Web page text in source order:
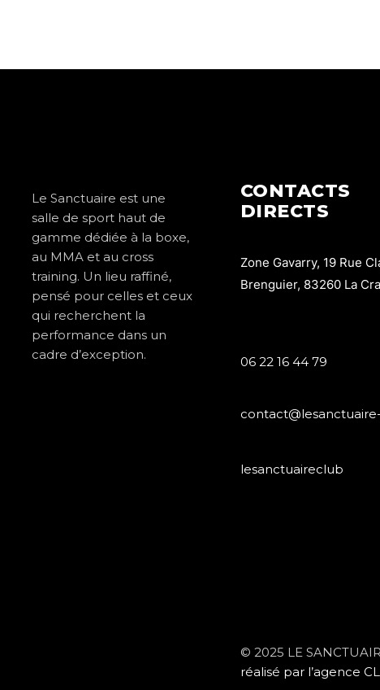
Le Sanctuaire est une
salle de sport haut de
gamme dédiée à la boxe,
au MMA et au cross
training. Un lieu raffiné,
pensé pour celles et ceux
qui recherchent la
performance dans un
cadre d’exception.
CONTACTS
DIRECTS
Zone Gavarry, 19 Rue
Brenguier, 83260 La
06 22 16 44 79
lesanctuaireclub
© 2025 LE
réalisé par l’agence